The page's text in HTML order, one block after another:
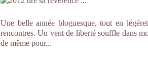
Une belle année bloguesque, tout en
rencontres. Un vent de liberté souffle dans
de même pour...